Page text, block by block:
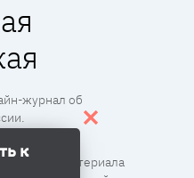
журнал об
материала
к